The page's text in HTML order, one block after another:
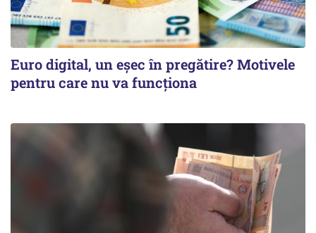
Euro digital, un eşec în pregătire? Motivele
pentru care nu va funcţiona